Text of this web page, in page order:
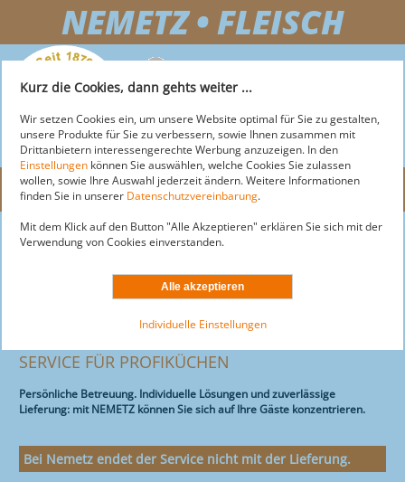
NEMETZ • FLEISCH
OFFICE@NEMETZ-FLEISCH.AT
Menü
NEMETZ-FLEISCH
AKTUELLE ANGEBOTE
SERVICE
SORTIMENT
WURSTTORTE
LOGISTIK-ZENTRUM
DOGS
HUNDEFUTTER
QUALITÄT
MOTEL
ZIMMER
ÜBER RESTAURANT
ÜBER UNS
Nemetz-Fleisch
Service
SERVICE FÜR PROFIKÜCHEN
Persönliche Betreuung. Individuelle Lösungen und zuverlässige
Lieferung: mit NEMETZ können Sie sich auf Ihre Gäste konzentrieren.
Bei Nemetz endet der Service nicht mit der Lieferung.
Kurz die Cookies, dann gehts weiter ...
Wir setzen Cookies ein, um unsere Website optimal für Sie zu gestalten,
unsere Produkte für Sie zu verbessern, sowie Ihnen zusammen mit
Drittanbietern interessengerechte Werbung anzuzeigen. In den
Einstellungen können Sie auswählen, welche Cookies Sie zulassen
wollen, sowie Ihre Auswahl jederzeit ändern. Weitere Informationen
finden Sie in unserer Datenschutzvereinbarung.
Mit dem Klick auf den Button "Alle Akzeptieren" erklären Sie sich mit der
Verwendung von Cookies einverstanden.
Individuelle Einstellungen